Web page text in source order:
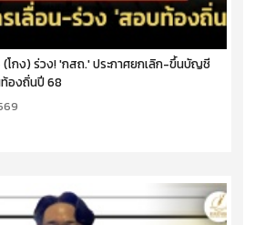
(โกง) ร่วง! 'กสถ.' ประกาศยกเลิก-ขึ้นบัญชี
องถิ่นปี 68